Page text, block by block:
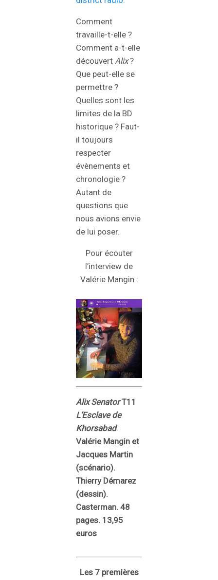
Comment
travaille-t-elle ?
Comment a-t-elle
découvert Alix?
Que peut-elle se
permettre ?
Quelles sont les
limites de la BD
historique ? Faut-
il toujours
respecter
évènements et
chronologie ?
Autant de
questions que
nous avions envie
de lui poser.
Pour écouter
l’interview de
Valérie Mangin :
Alix SenatorT11
L’Esclave de
Khorsabad.
Valérie Mangin et
Jacques Martin
(scénario).
Thierry Démarez
(dessin).
Casterman. 48
pages. 13,95
euros
Les 7 premières